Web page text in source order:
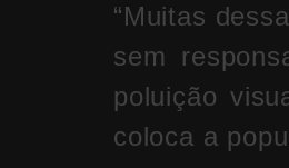
“Muitas
sem
poluição
coloca a